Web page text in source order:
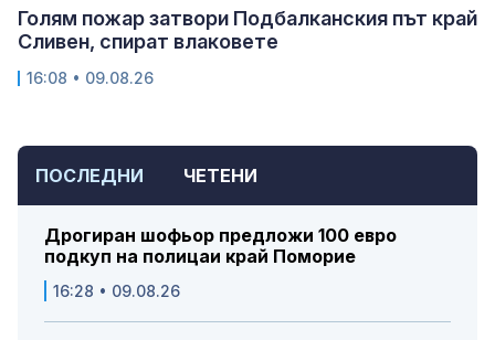
ПОСЛЕДНИ ЧЕТЕНИ
Дрогиран шофьор предложи 100 евро
подкуп на полицаи край Поморие
16:28 • 09.08.26
Голям пожар затвори Подбалканския път край
Сливен, спират влаковете
16:08 • 09.08.26